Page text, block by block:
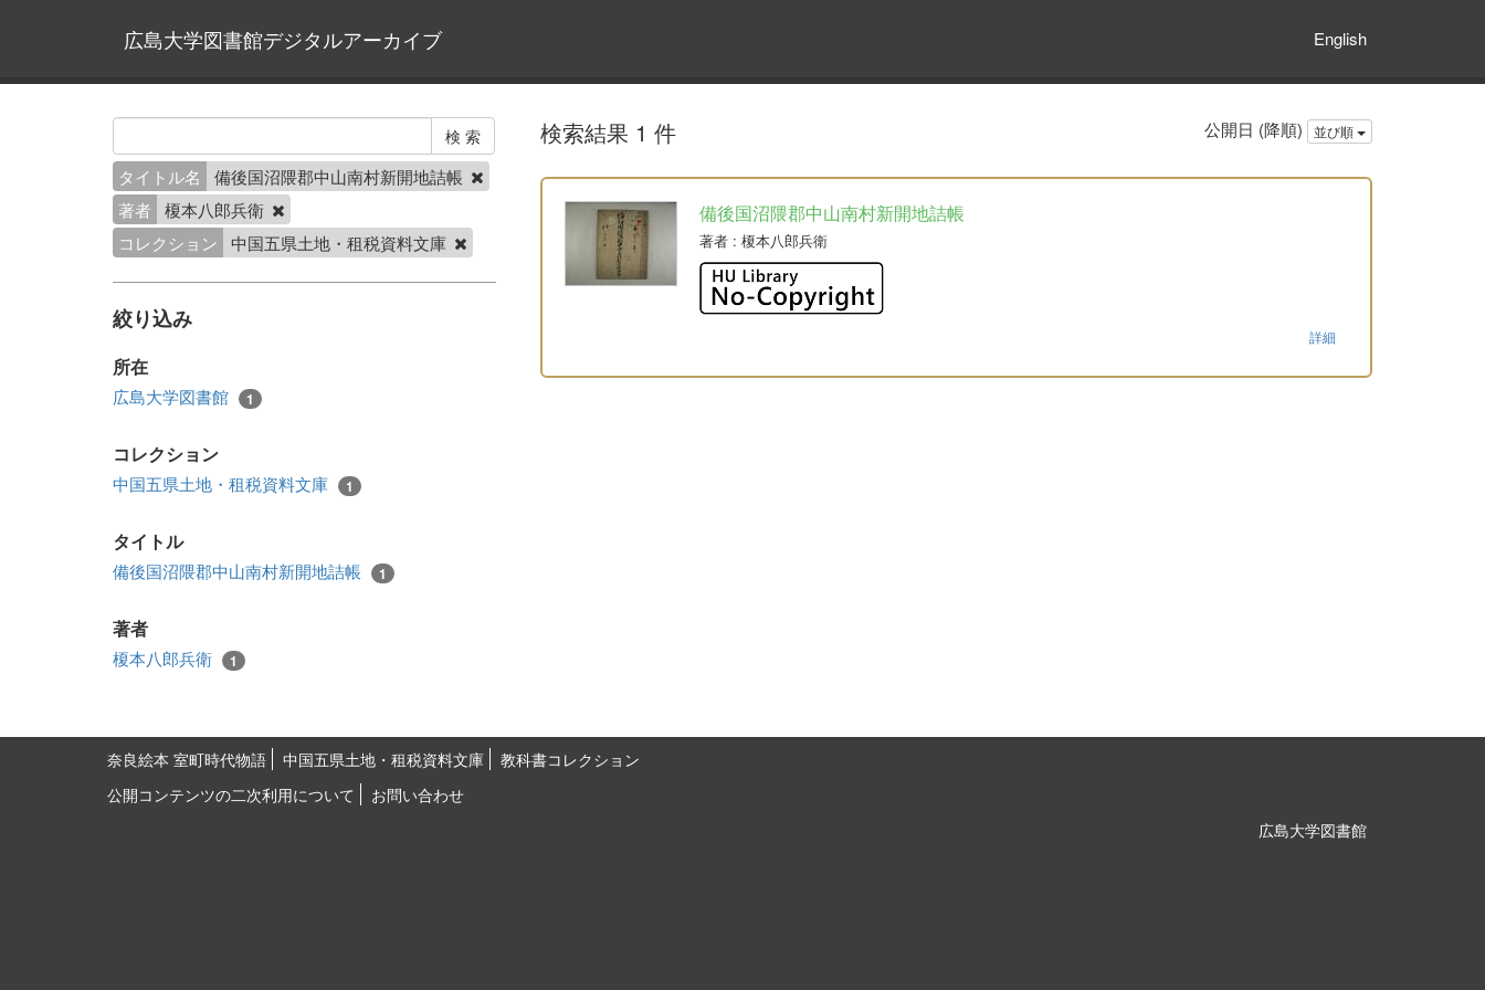
広島大学図書館デジタルアーカイブ English
タイトル名
備後国沼隈郡中山南村新開地詰帳
著者
榎本八郎兵衛
コレクション
中国五県土地・租税資料文庫
絞り込み
所在
広島大学図書館 1
コレクション
中国五県土地・租税資料文庫 1
タイトル
備後国沼隈郡中山南村新開地詰帳 1
著者
榎本八郎兵衛 1
検索結果 1 件 公開日 (降順) 並び順
備後国沼隈郡中山南村新開地詰帳
著者: 榎本八郎兵衛
詳細
奈良絵本 室町時代物語 中国五県土地・租税資料文庫
教科書コレクション
公開コンテンツの二次利用について
お問い合わせ
広島大学図書館